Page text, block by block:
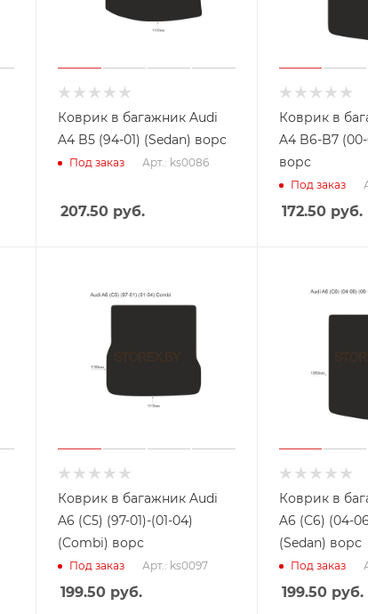
Коврик в багажник Audi
A4 B5 (94-01) (Sedan) ворс
Под заказ Арт.: ks0086
207.50 руб.
Коврик в
A4 B6-B7
ворс
Под заказ
172.50руб.
Коврик в багажник Audi
A6 (C5) (97-01)-(01-04)
(Combi) ворс
Под заказ Арт.: ks0097
199.50 руб.
Коврик в
A6 (C6) (04-
(Sedan) ворс
Под заказ
199.50руб.